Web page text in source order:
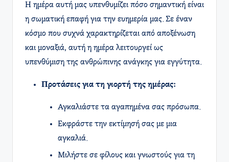
Η ημέρα αυτή μας υπενθυμίζει πόσο σημαντική είναι
η σωματική επαφή για την ευημερία μας. Σε έναν
κόσμο που συχνά χαρακτηρίζεται από αποξένωση
και μοναξιά, αυτή η ημέρα λειτουργεί ως
υπενθύμιση της ανθρώπινης ανάγκης για εγγύτητα.
Προτάσεις για τη γιορτή της ημέρας:
Αγκαλιάστε τα αγαπημένα σας πρόσωπα.
Εκφράστε την εκτίμησή σας με μια
αγκαλιά.
Μιλήστε σε φίλους και γνωστούς για τη